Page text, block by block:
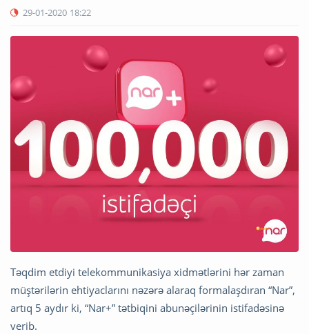
29-01-2020 18:22
Təqdim etdiyi telekommunikasiya xidmətlərini hər zaman
müştərilərin ehtiyaclarını nəzərə alaraq formalaşdıran “Nar”,
artıq 5 aydır ki, “Nar+” tətbiqini abunəçilərinin istifadəsinə
verib.